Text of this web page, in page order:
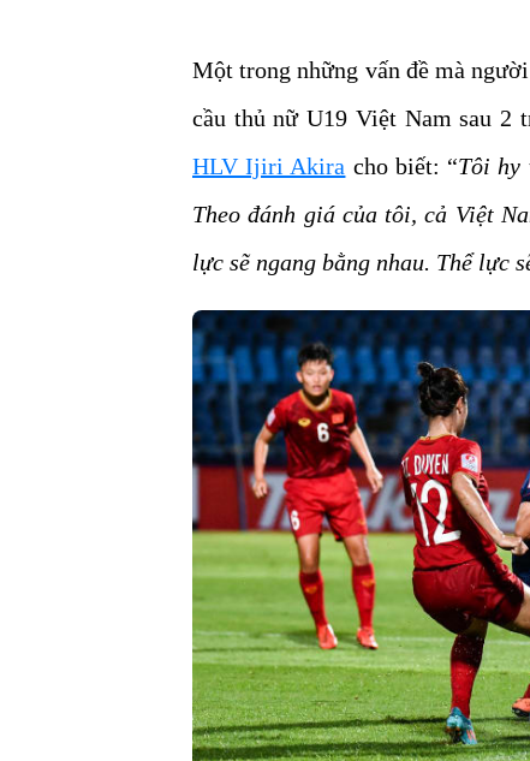
Một trong những vấn đề mà
cầu thủ nữ U19 Việt Nam sau 2
HLV Ijiri Akira cho biết: “Tôi hy
Theo đánh giá của tôi, cả Việt
lực sẽ ngang bằng nhau. Thể lực